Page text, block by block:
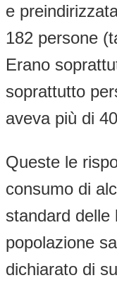
e
182 persone
Erano
soprattutto
aveva più di
Queste le
consumo di
standard delle
popolazione
dichiarato di